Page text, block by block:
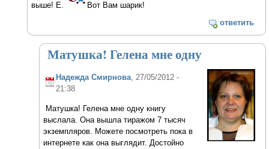
выше! Е.
Вот Вам шарик!
ответить
Матушка! Гелена мне одну
Надежда Смирнова, 27/05/2012 -
21:38
Матушка! Гелена мне одну книгу
выслала. Она вышла тиражом 7 тысяч
экземпляров. Можете посмотреть пока в
интернете как она выглядит. Достойно